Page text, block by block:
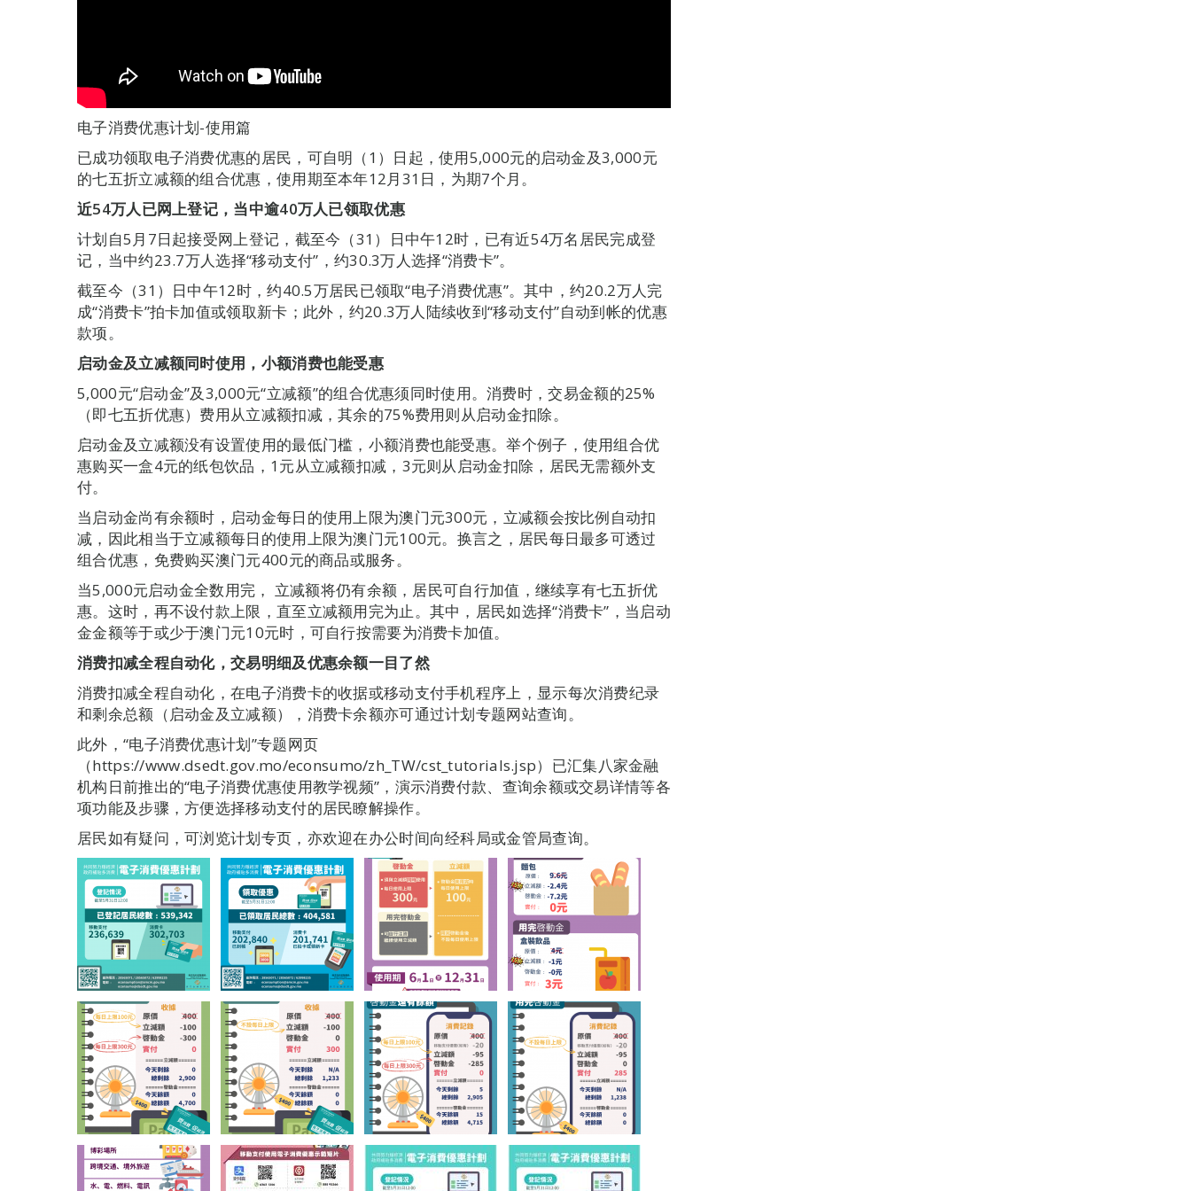
电子消费优惠计划-使用篇
已成功领取电子消费优惠的居民，可自明（1）日起，使用5,000元的启动金及3,000元
的七五折立减额的组合优惠，使用期至本年12月31日，为期7个月。
近54万人已网上登记，当中逾40万人已领取优惠
计划自5月7日起接受网上登记，截至今（31）日中午12时，已有近54万名居民完成登
记，当中约23.7万人选择“移动支付”，约30.3万人选择“消费卡”。
截至今（31）日中午12时，约40.5万居民已领取“电子消费优惠”。其中，约20.2万人完
成“消费卡”拍卡加值或领取新卡；此外，约20.3万人陆续收到“移动支付”自动到帐的优惠
款项。
启动金及立减额同时使用，小额消费也能受惠
5,000元“启动金”及3,000元“立减额”的组合优惠须同时使用。消费时，交易金额的25%
（即七五折优惠）费用从立减额扣减，其余的75%费用则从启动金扣除。
启动金及立减额没有设置使用的最低门槛，小额消费也能受惠。举个例子，使用组合优
惠购买一盒4元的纸包饮品，1元从立减额扣减，3元则从启动金扣除，居民无需额外支
付。
当启动金尚有余额时，启动金每日的使用上限为澳门元300元，立减额会按比例自动扣
减，因此相当于立减额每日的使用上限为澳门元100元。换言之，居民每日最多可透过
组合优惠，免费购买澳门元400元的商品或服务。
当5,000元启动金全数用完， 立减额将仍有余额，居民可自行加值，继续享有七五折优
惠。这时，再不设付款上限，直至立减额用完为止。其中，居民如选择“消费卡”，当启动
金金额等于或少于澳门元10元时，可自行按需要为消费卡加值。
消费扣减全程自动化，交易明细及优惠余额一目了然
消费扣减全程自动化，在电子消费卡的收据或移动支付手机程序上，显示每次消费纪录
和剩余总额（启动金及立减额），消费卡余额亦可通过计划专题网站查询。
此外，“电子消费优惠计划”专题网页
（https://www.dsedt.gov.mo/econsumo/zh_TW/cst_tutorials.jsp）已汇集八家金融
机构日前推出的“电子消费优惠使用教学视频”，演示消费付款、查询余额或交易详情等各
项功能及步骤，方便选择移动支付的居民瞭解操作。
居民如有疑问，可浏览计划专页，亦欢迎在办公时间向经科局或金管局查询。